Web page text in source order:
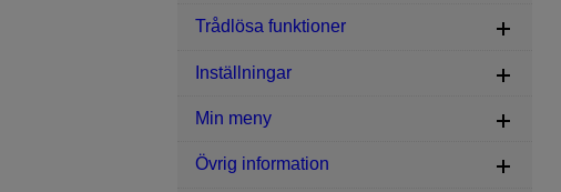
Trådlösa funktioner
Inställningar
Min meny
Övrig information